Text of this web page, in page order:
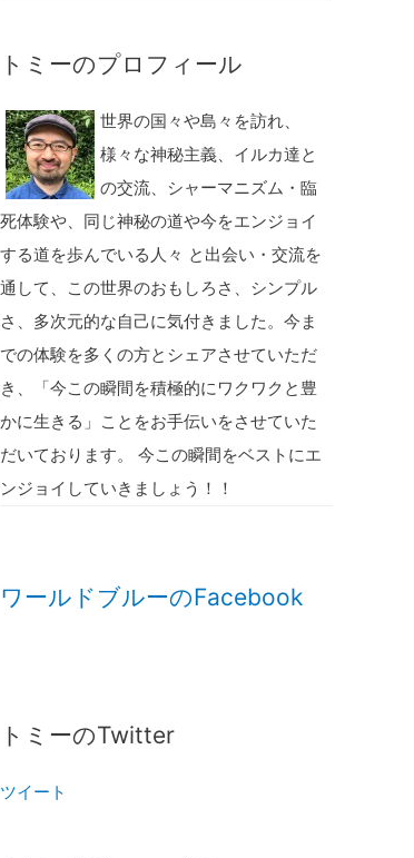
トミーのプロフィール
世界の国々や島々を訪れ、
様々な神秘主義、イルカ達と
の交流、シャーマニズム・臨
死体験や、同じ神秘の道や今をエンジョイ
する道を歩んでいる人々 と出会い・交流を
通して、この世界のおもしろさ、シンプル
さ、多次元的な自己に気付きました。今ま
での体験を多くの方とシェアさせていただ
き、「今この瞬間を積極的にワクワクと豊
かに生きる」ことをお手伝いをさせていた
だいております。 今この瞬間をベストにエ
ンジョイしていきましょう！！
ワールドブルーのFacebook
トミーのTwitter
ツイート